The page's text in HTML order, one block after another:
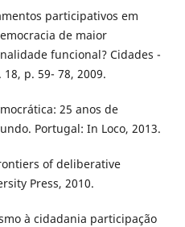
participativos em
de maior
funcional? Cidades -
p. 59- 78, 2009.
25 anos de
Portugal: In Loco, 2013.
of deliberative
Press, 2010.
à cidadania participação